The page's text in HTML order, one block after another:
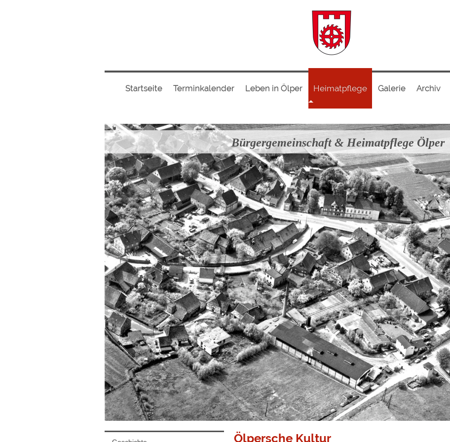
Startseite Terminkalender Leben in Ölper Heimatpflege Galerie Archiv
Bürgergemeinschaft & Heimatpflege Ölper
Ölpersche Kultur